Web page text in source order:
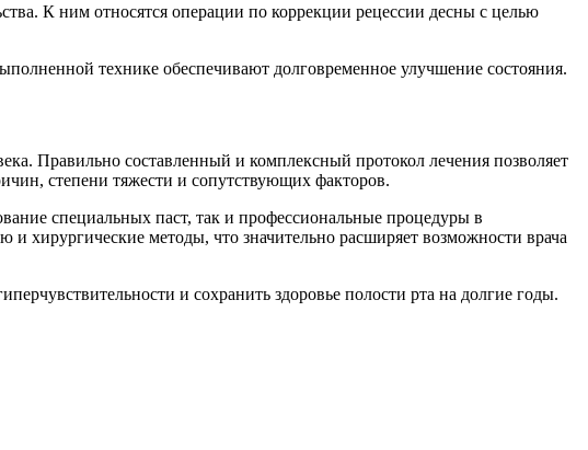
К ним относятся операции по коррекции рецессии десны с целью
технике обеспечивают долговременное улучшение состояния.
Правильно составленный и комплексный протокол лечения позволяет
степени тяжести и сопутствующих факторов.
специальных паст, так и профессиональные процедуры в
хирургические методы, что значительно расширяет возможности врача
и сохранить здоровье полости рта на долгие годы.